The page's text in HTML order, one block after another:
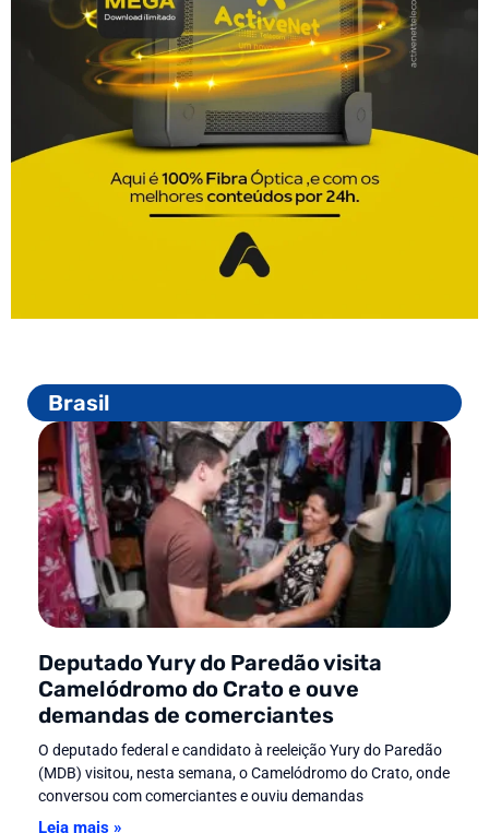
Brasil
Deputado Yury do Paredão visita
Camelódromo do Crato e ouve
demandas de comerciantes
O deputado federal e candidato à reeleição Yury do Paredão
(MDB) visitou, nesta semana, o Camelódromo do Crato, onde
conversou com comerciantes e ouviu demandas
Leia mais »